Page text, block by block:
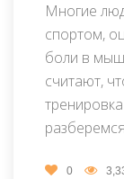
Многие
спортом,
боли в
считают,
0